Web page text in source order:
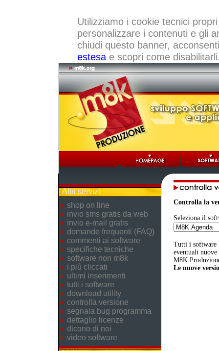
Utilizziamo i cookie tecnici
personalizzare i contenuti e gli
chiudi questo banner,
estesae scopri come
Altri servizi
shop on line
invio sms gratis da web
invio e-mail gratis
domande frequenti (FAQ)
commenti ai software
specifiche tecniche
software non m8k
i più cliccati
ultimi inserimenti
tutti i software
download utility
controlla versione
segnala bug programma
dettaglio licenze
dicono di noi
video software
Controlla la
Seleziona il
Tutti i software
eventuali
M8K
Le nuove